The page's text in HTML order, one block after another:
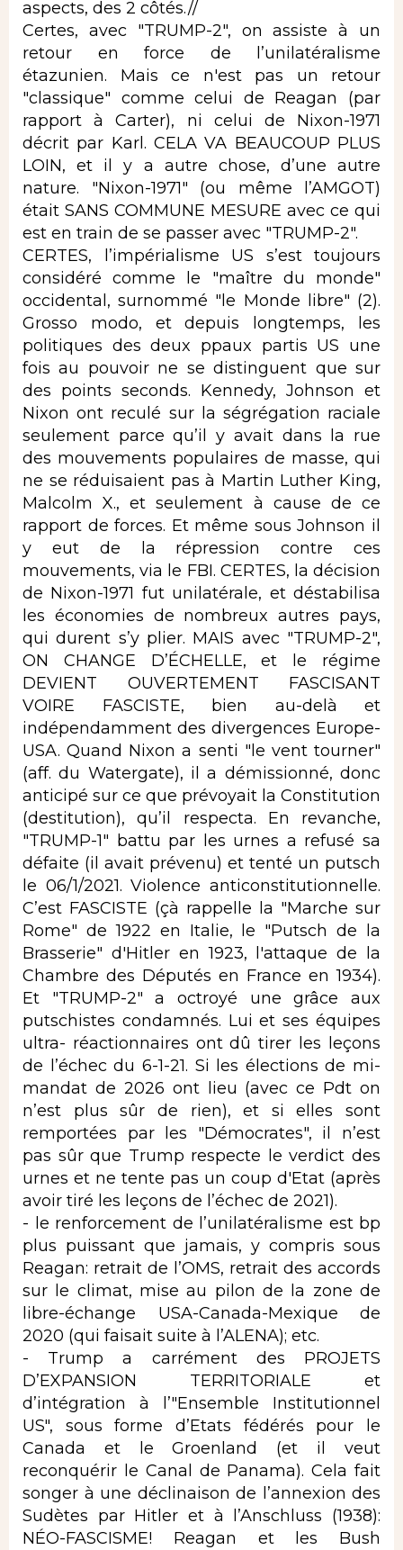
aspects, des 2 côtés.//
Certes, avec "TRUMP-2", on assiste à un
retour en force de l’unilatéralisme
étazunien. Mais ce n'est pas un retour
"classique" comme celui de Reagan (par
rapport à Carter), ni celui de Nixon-1971
décrit par Karl. CELA VA BEAUCOUP PLUS
LOIN, et il y a autre chose, d’une autre
nature. "Nixon-1971" (ou même l’AMGOT)
était SANS COMMUNE MESURE avec ce qui
est en train de se passer avec "TRUMP-2".
CERTES, l’impérialisme US s’est toujours
considéré comme le "maître du monde"
occidental, surnommé "le Monde libre" (2).
Grosso modo, et depuis longtemps, les
politiques des deux ppaux partis US une
fois au pouvoir ne se distinguent que sur
des points seconds. Kennedy, Johnson et
Nixon ont reculé sur la ségrégation raciale
seulement parce qu’il y avait dans la rue
des mouvements populaires de masse, qui
ne se réduisaient pas à Martin Luther King,
Malcolm X., et seulement à cause de ce
rapport de forces. Et même sous Johnson il
y eut de la répression contre ces
mouvements, via le FBI. CERTES, la décision
de Nixon-1971 fut unilatérale, et déstabilisa
les économies de nombreux autres pays,
qui durent s’y plier. MAIS avec "TRUMP-2",
ON CHANGE D’ÉCHELLE, et le régime
DEVIENT OUVERTEMENT FASCISANT
VOIRE FASCISTE, bien au-delà et
indépendamment des divergences Europe-
USA. Quand Nixon a senti "le vent tourner"
(aff. du Watergate), il a démissionné, donc
anticipé sur ce que prévoyait la Constitution
(destitution), qu’il respecta. En revanche,
"TRUMP-1" battu par les urnes a refusé sa
défaite (il avait prévenu) et tenté un putsch
le 06/1/2021. Violence anticonstitutionnelle.
C’est FASCISTE (çà rappelle la "Marche sur
Rome" de 1922 en Italie, le "Putsch de la
Brasserie" d'Hitler en 1923, l'attaque de la
Chambre des Députés en France en 1934).
Et "TRUMP-2" a octroyé une grâce aux
putschistes condamnés. Lui et ses équipes
ultra- réactionnaires ont dû tirer les leçons
de l’échec du 6-1-21. Si les élections de mi-
mandat de 2026 ont lieu (avec ce Pdt on
n’est plus sûr de rien), et si elles sont
remportées par les "Démocrates", il n’est
pas sûr que Trump respecte le verdict des
urnes et ne tente pas un coup d'Etat (après
avoir tiré les leçons de l’échec de 2021).
- le renforcement de l’unilatéralisme est bp
plus puissant que jamais, y compris sous
Reagan: retrait de l’OMS, retrait des accords
sur le climat, mise au pilon de la zone de
libre-échange USA-Canada-Mexique de
2020 (qui faisait suite à l’ALENA); etc.
- Trump a carrément des PROJETS
D’EXPANSION TERRITORIALE et
d’intégration à l’"Ensemble Institutionnel
US", sous forme d’Etats fédérés pour le
Canada et le Groenland (et il veut
reconquérir le Canal de Panama). Cela fait
songer à une déclinaison de l’annexion des
Sudètes par Hitler et à l’Anschluss (1938):
NÉO-FASCISME! Reagan et les Bush